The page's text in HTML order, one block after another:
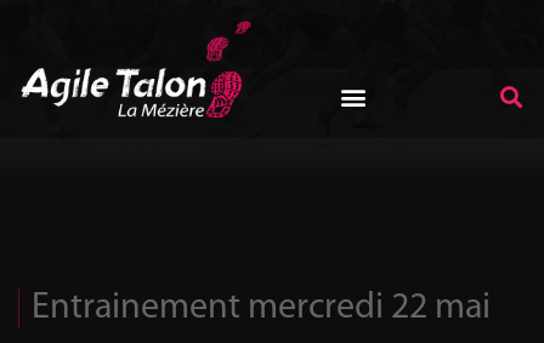
Entrainement mercredi 22 mai